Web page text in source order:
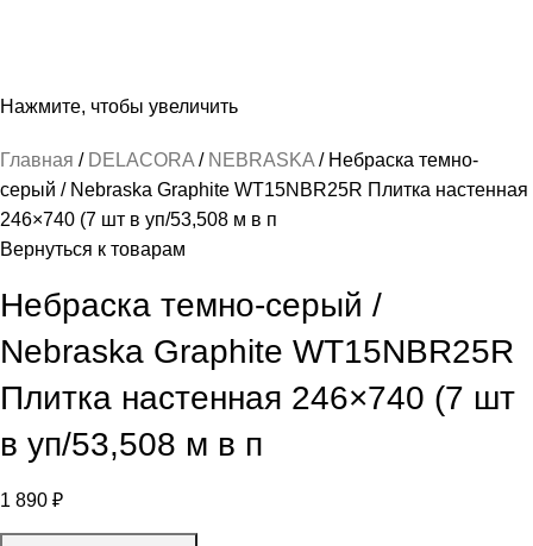
Нажмите, чтобы увеличить
Главная DELACORA NEBRASKA
Небраска темно-
серый / Nebraska Graphite WT15NBR25R Плитка настенная
246×740 (7 шт в уп/53,508 м в п
Вернуться к товарам
Небраска темно-серый /
Nebraska Graphite WT15NBR25R
Плитка настенная 246×740 (7 шт
в уп/53,508 м в п
1 890 ₽